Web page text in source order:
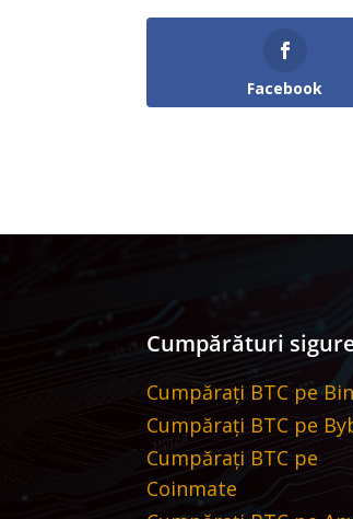
Facebook
Cumpărături
Cumpărați BTC pe
Cumpărați BTC pe
Cumpărați BTC pe
Coinmate